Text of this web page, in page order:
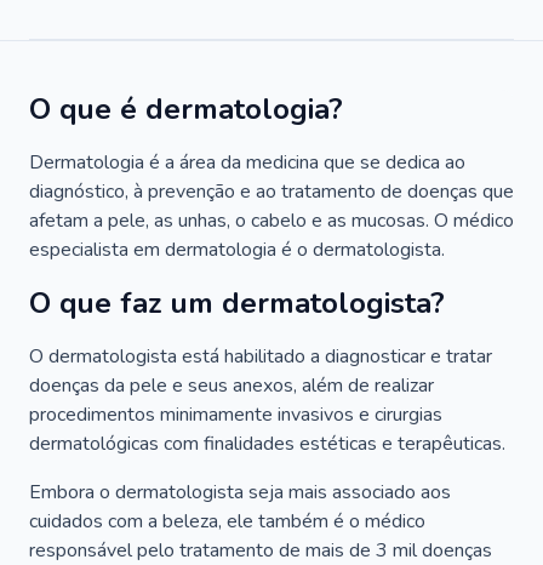
O que é dermatologia?
Dermatologia é a área da medicina que se dedica ao
diagnóstico, à prevenção e ao tratamento de doenças que
afetam a pele, as unhas, o cabelo e as mucosas. O médico
especialista em dermatologia é o dermatologista.
O que faz um dermatologista?
O dermatologista está habilitado a diagnosticar e tratar
doenças da pele e seus anexos, além de realizar
procedimentos minimamente invasivos e cirurgias
dermatológicas com finalidades estéticas e terapêuticas.
Embora o dermatologista seja mais associado aos
cuidados com a beleza, ele também é o médico
responsável pelo tratamento de mais de 3 mil doenças